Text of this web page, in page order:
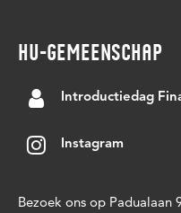
HU-GEMEENSCHAP
Introductiedag
Instagram
Bezoek ons op Padualaan